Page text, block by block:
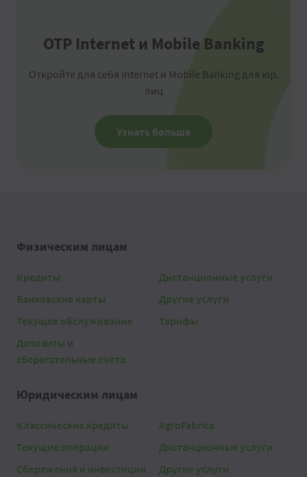
OTP Internet и Mobile Banking
Откройте для себя Internet и Mobile Banking для юр.
лиц
Узнать больше
Физическим лицам
Кредиты
Банковские карты
Текущее обслуживание
Депозиты и
сберегательные счета
Дистанционные услуги
Другие услуги
Тарифы
Юридическим лицам
Классические кредиты
Текущие операции
Сбережения и инвестиции
AgroFabrica
Дистанционные услуги
Другие услуги